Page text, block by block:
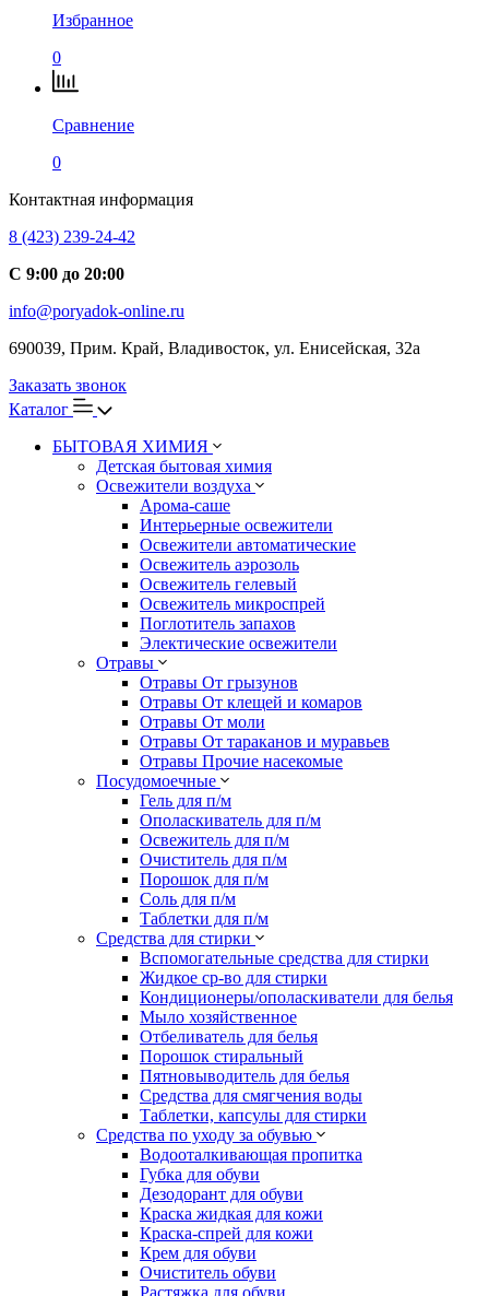
Избранное
0
Сравнение
0
Контактная информация
8 (423) 239-24-42
С 9:00 до 20:00
info@poryadok-online.ru
690039, Прим. Край, Владивосток, ул. Енисейская, 32а
Заказать звонок
Каталог
БЫТОВАЯ ХИМИЯ
Детская бытовая химия
Освежители воздуха
Арома-саше
Интерьерные освежители
Освежители автоматические
Освежитель аэрозоль
Освежитель гелевый
Освежитель микроспрей
Поглотитель запахов
Электические освежители
Отравы
Отравы От грызунов
Отравы От клещей и комаров
Отравы От моли
Отравы От тараканов и муравьев
Отравы Прочие насекомые
Посудомоечные
Гель для п/м
Ополаскиватель для п/м
Освежитель для п/м
Очиститель для п/м
Порошок для п/м
Соль для п/м
Таблетки для п/м
Средства для стирки
Вспомогательные средства для стирки
Жидкое ср-во для стирки
Кондиционеры/ополаскиватели для белья
Мыло хозяйственное
Отбеливатель для белья
Порошок стиральный
Пятновыводитель для белья
Средства для смягчения воды
Таблетки, капсулы для стирки
Средства по уходу за обувью
Водооталкивающая пропитка
Губка для обуви
Дезодорант для обуви
Краска жидкая для кожи
Краска-спрей для кожи
Крем для обуви
Очиститель обуви
Растяжка для обуви